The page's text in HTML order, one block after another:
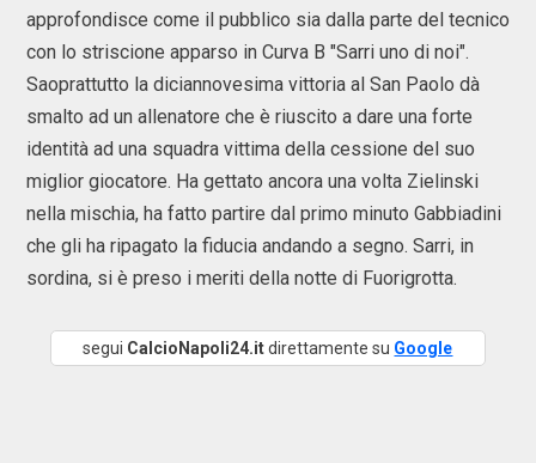
approfondisce come il pubblico sia dalla parte del tecnico
con lo striscione apparso in Curva B "Sarri uno di noi".
Saoprattutto la diciannovesima vittoria al San Paolo dà
smalto ad un allenatore che è riuscito a dare una forte
identità ad una squadra vittima della cessione del suo
miglior giocatore. Ha gettato ancora una volta Zielinski
nella mischia, ha fatto partire dal primo minuto Gabbiadini
che gli ha ripagato la fiducia andando a segno. Sarri, in
sordina, si è preso i meriti della notte di Fuorigrotta.
segui CalcioNapoli24.itdirettamente su Google